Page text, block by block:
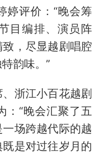
婷评价：“晚会筹
目编排、演员阵
，尽显越剧唱腔
韵味。”
浙江小百花越剧
：“晚会汇聚了五
场跨越代际的越
是对过往岁月的